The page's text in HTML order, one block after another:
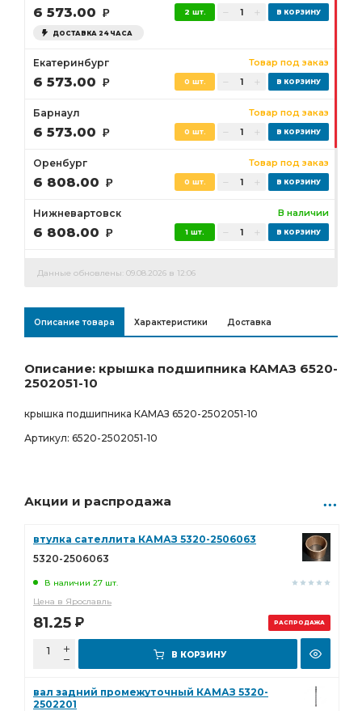
6 573.00 Р 2 шт.
ДОСТАВКА 24 ЧАСА
Екатеринбург Товар под заказ
6 573.00 Р 0 шт.
Барнаул Товар под заказ
6 573.00 Р 0 шт.
Оренбург Товар под заказ
6 808.00 Р 0 шт.
Нижневартовск В наличии
6 808.00 Р 1 шт.
Ростов-на-Дону Товар под заказ
6 573.00
Данные обновлены: 09.08.2026 в 12:06
Описание товара Характеристики Доставка
Описание: крышка подшипника КАМАЗ 6520-
2502051-10
крышка подшипника КАМАЗ 6520-2502051-10
Артикул: 6520-2502051-10
Акции и распродажа
РАСПРОДАЖА
втулка сателлита КАМАЗ 5320-2506063
5320-2506063
В наличии 27 шт.
Цена в Ярославль
81.25 Р
В КОРЗИНУ
вал задний промежуточный КАМАЗ 5320-
2502201